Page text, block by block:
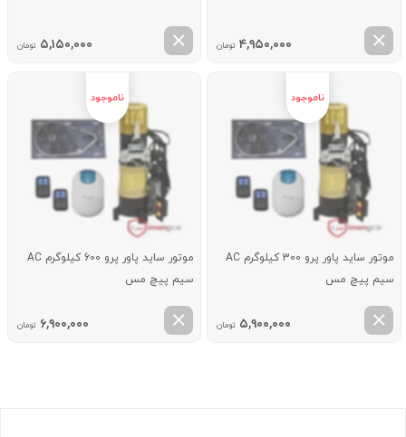
۴,۹۵۰,۰۰۰ تومان ۵,۱۵۰,۰۰۰ تومان
موتور ساید پاور پرو 300 کیلوگرم AC
سیم پیچ مس
۵,۹۰۰,۰۰۰ تومان
موتور ساید پاور پرو 600 کیلوگرم AC
سیم پیچ مس
۶,۹۰۰,۰۰۰ تومان